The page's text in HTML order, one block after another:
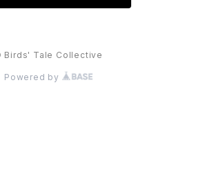
Birds' Tale Collective
Powered by